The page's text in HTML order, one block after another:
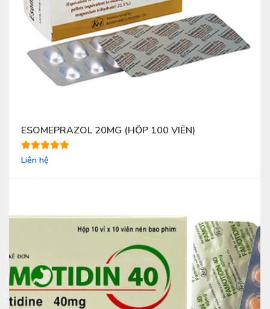
ESOMEPRAZOL 20MG (HỘP 100 VIÊN)
Liên hệ